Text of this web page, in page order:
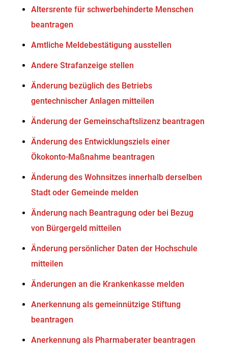
Altersrente für schwerbehinderte Menschen
beantragen
Amtliche Meldebestätigung ausstellen
Andere Strafanzeige stellen
Änderung bezüglich des Betriebs
gentechnischer Anlagen mitteilen
Änderung der Gemeinschaftslizenz beantragen
Änderung des Entwicklungsziels einer
Ökokonto-Maßnahme beantragen
Änderung des Wohnsitzes innerhalb derselben
Stadt oder Gemeinde melden
Änderung nach Beantragung oder bei Bezug
von Bürgergeld mitteilen
Änderung persönlicher Daten der Hochschule
mitteilen
Änderungen an die Krankenkasse melden
Anerkennung als gemeinnützige Stiftung
beantragen
Anerkennung als Pharmaberater beantragen